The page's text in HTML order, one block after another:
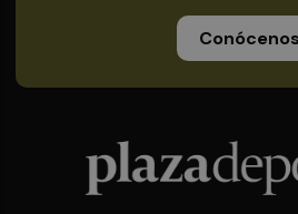
Conócenos